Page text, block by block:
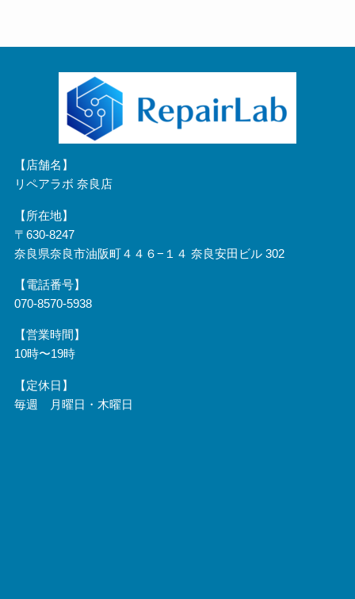
【店舗名】
リペアラボ 奈良店
【所在地】
〒630-8247
奈良県奈良市油阪町４４６−１４ 奈良安田ビル 302
【電話番号】
070-8570-5938
【営業時間】
10時〜19時
【定休日】
毎週 月曜日・木曜日